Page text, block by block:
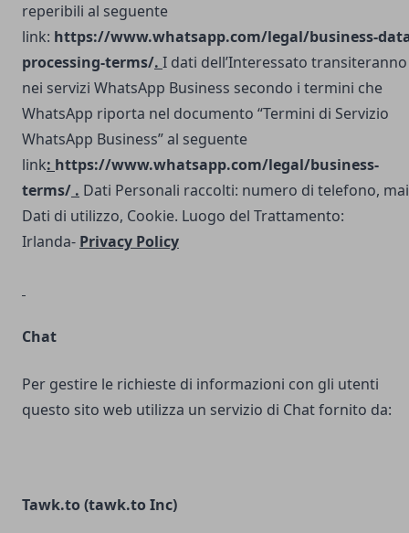
reperibili al seguente
link: https://www.whatsapp.com/legal/business-
processing-terms/. I dati dell’Interessato transiteranno
nei servizi WhatsApp Business secondo i termini che
WhatsApp riporta nel documento “Termini di Servizio
WhatsApp Business” al seguente
link: https://www.whatsapp.com/legal/business-
terms/ . Dati Personali raccolti: numero di telefono,
Dati di utilizzo, Cookie. Luogo del Trattamento:
Irlanda- Privacy Policy
Chat
Per gestire le richieste di informazioni con gli utenti
questo sito web utilizza un servizio di Chat fornito da:
Tawk.to (tawk.to Inc)